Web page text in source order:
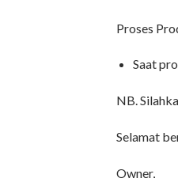
Proses
Saat
NB.
Selamat
Owner,